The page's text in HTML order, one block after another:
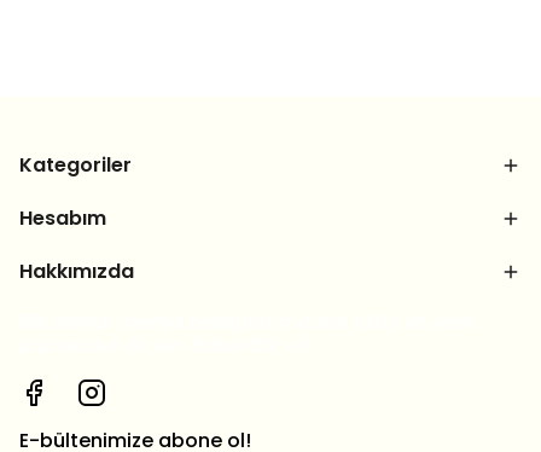
Kategoriler
Hesabım
Hakkımızda
E-bültenimize abone ol!